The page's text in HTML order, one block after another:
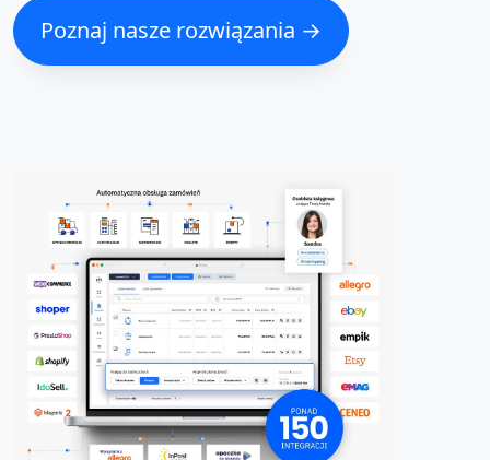
Poznaj nasze rozwiązania →